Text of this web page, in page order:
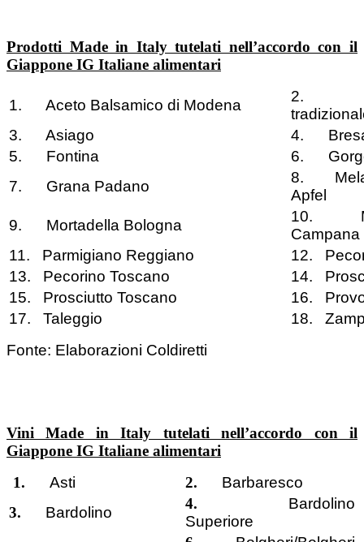
Prodotti Made in Italy tutelati nell’accordo con il
Giappone IG Italiane alimentari
1. Aceto Balsamico di Modena
2.
3. Asiago
4.
5. Fontina
6.
7. Grana Padano
8. Mela
Apfel
9. Mortadella Bologna
10.
Campana
11. Parmigiano Reggiano
12.
13. Pecorino Toscano
14.
15. Prosciutto Toscano
16.
17. Taleggio
18.
Fonte: Elaborazioni Coldiretti
Vini Made in Italy tutelati nell’accordo con il
Giappone IG Italiane alimentari
1. Asti 2. Barbaresco
3. Bardolino
4. Bardolino
Superiore